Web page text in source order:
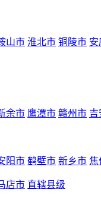
山市 淮北市 铜陵市 安
余市 鹰潭市 赣州市 吉
阳市 鹤壁市 新乡市 焦
店市 直辖县级